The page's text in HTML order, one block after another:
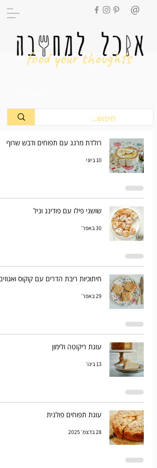
food your thoughts
רולדת מרנג עם תפוחים ודבש שרוף
10 ביוני
שושני פילו עם פודינג וניל
30 באפר׳
חיתוכיות ריבת הדרים עם קוקוס
29 באפר׳
עוגת ריקוטה ולימון
13 בינו׳
עוגת תפוחים פולנית
28 בדצמ׳ 2025